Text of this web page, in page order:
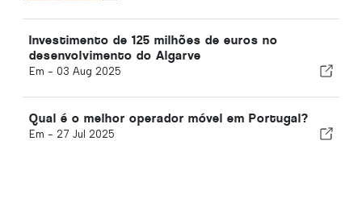
Investimento de 125 milhões de euros no
desenvolvimento do Algarve
Em - 03 Aug 2025
Qual é o melhor operador móvel em Portugal?
Em - 27 Jul 2025